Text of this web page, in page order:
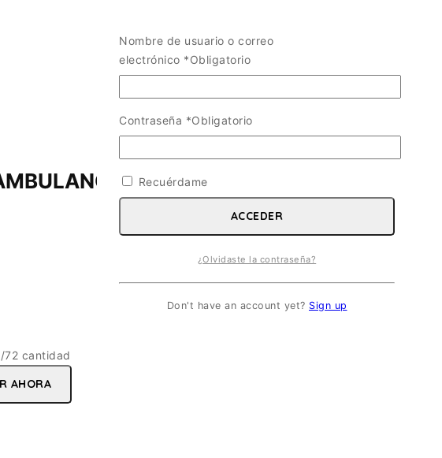
ESC 1/72
72 cantidad
AHORA
Nombre de usuario o correo
electrónico *Obligatorio
Contraseña *Obligatorio
Recuérdame
ACCEDER
¿Olvidaste la contraseña?
Don't have an account yet? Sign up